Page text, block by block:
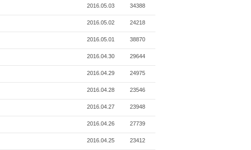
2016.05.03 34388
2016.05.02 24218
2016.05.01 38870
2016.04.30 29644
2016.04.29 24975
2016.04.28 23546
2016.04.27 23948
2016.04.26 27739
2016.04.25 23412